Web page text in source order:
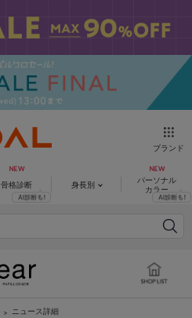
ブランド
骨格診断 身長別
パーソナル
カラー
ニュース詳細